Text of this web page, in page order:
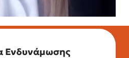
Ενδυνάμωσης